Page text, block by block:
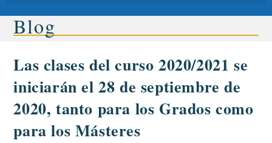
Blog
Las clases del curso 2020/2021 se
iniciarán el 28 de septiembre de
2020, tanto para los Grados como
para los Másteres